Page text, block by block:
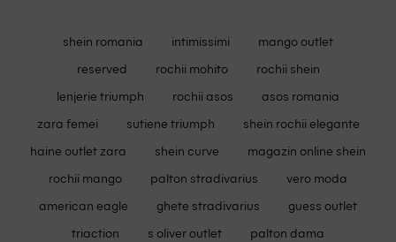
shein romania intimissimi
mango outlet
reserved
rochii mohito
rochii shein
lenjerie triumph
rochii asos
asos romania
zara femei
sutiene triumph
shein rochii elegante
haine outlet zara
shein curve
magazin online shein
rochii mango
palton stradivarius
vero moda
american eagle
ghete stradivarius
guess outlet
triaction
s oliver outlet
palton dama